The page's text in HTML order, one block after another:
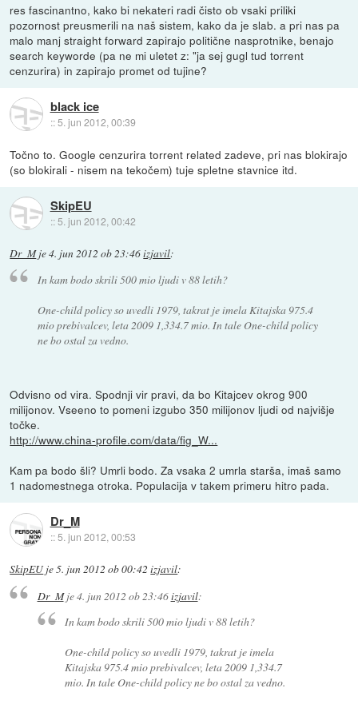
res fascinantno, kako bi nekateri radi čisto ob vsaki priliki
pozornost preusmerili na naš sistem, kako da je slab. a pri nas pa
malo manj straight forward zapirajo politične nasprotnike, benajo
search keyworde (pa ne mi uletet z: "ja sej gugl tud torrent
cenzurira) in zapirajo promet od tujine?
black ice
::5. jun 2012, 00:39
Točno to. Google cenzurira torrent related zadeve, pri nas blokirajo
(so blokirali - nisem na tekočem) tuje spletne stavnice itd.
SkipEU
:: 5. jun 2012, 00:42
Dr_Mje4. jun 2012 ob 23:46izjavil:
In kam bodo skrili 500 mio ljudi v 88 letih?
One-child policy so uvedli 1979, takrat je imela Kitajska 975.4
mio prebivalcev, leta 2009 1,334.7 mio. In tale One-child policy
ne bo ostal za vedno.
Odvisno od vira. Spodnji vir pravi, da bo Kitajcev okrog 900
milijonov. Vseeno to pomeni izgubo 350 milijonov ljudi od najvišje
točke.
http://www.china-profile.com/data/fig_W...
Kam pa bodo šli? Umrli bodo. Za vsaka 2 umrla starša, imaš samo
1 nadomestnega otroka. Populacija v takem primeru hitro pada.
Dr_M
::5. jun 2012, 00:53
SkipEU je5. jun 2012 ob 00:42 izjavil:
Dr_Mje4. jun 2012 ob 23:46izjavil:
In kam bodo skrili 500 mio ljudi v 88 letih?
One-child policy so uvedli 1979, takrat je imela
Kitajska 975.4 mio prebivalcev, leta 2009 1,334.7
mio. In tale One-child policy ne bo ostal za vedno.